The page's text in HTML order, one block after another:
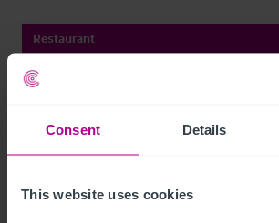
Consent Details
This website uses cookies
Restaurant
Per E-Mail Teilen